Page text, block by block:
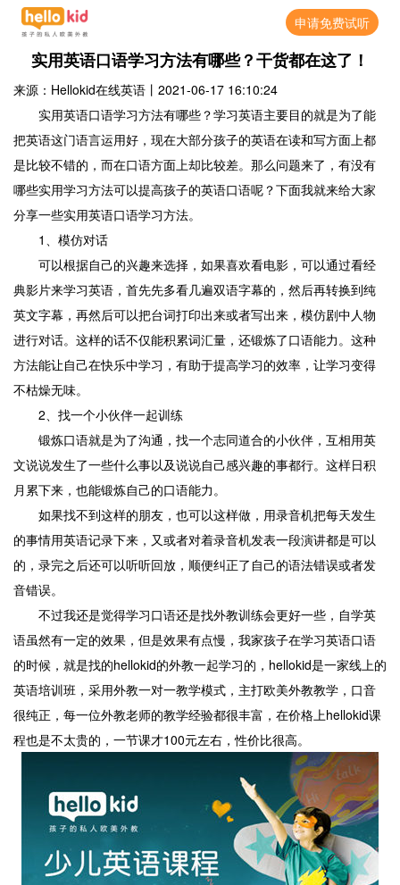
申请免费试听
实用英语口语学习方法有哪些？干货都在这了！
来源：Hellokid在线英语 丨 2021-06-17 16:10:24
实用英语口语学习方法有哪些？学习英语主要目的就是为了能
把英语这门语言运用好，现在大部分孩子的英语在读和写方面上都
是比较不错的，而在口语方面上却比较差。那么问题来了，有没有
哪些实用学习方法可以提高孩子的英语口语呢？下面我就来给大家
分享一些实用英语口语学习方法。
1、模仿对话
可以根据自己的兴趣来选择，如果喜欢看电影，可以通过看经
典影片来学习英语，首先先多看几遍双语字幕的，然后再转换到纯
英文字幕，再然后可以把台词打印出来或者写出来，模仿剧中人物
进行对话。这样的话不仅能积累词汇量，还锻炼了口语能力。这种
方法能让自己在快乐中学习，有助于提高学习的效率，让学习变得
不枯燥无味。
2、找一个小伙伴一起训练
锻炼口语就是为了沟通，找一个志同道合的小伙伴，互相用英
文说说发生了一些什么事以及说说自己感兴趣的事都行。这样日积
月累下来，也能锻炼自己的口语能力。
如果找不到这样的朋友，也可以这样做，用录音机把每天发生
的事情用英语记录下来，又或者对着录音机发表一段演讲都是可以
的，录完之后还可以听听回放，顺便纠正了自己的语法错误或者发
音错误。
不过我还是觉得学习口语还是找外教训练会更好一些，自学英
语虽然有一定的效果，但是效果有点慢，我家孩子在学习英语口语
的时候，就是找的hellokid的外教一起学习的，hellokid是一家线上的
英语培训班，采用外教一对一教学模式，主打欧美外教教学，口音
很纯正，每一位外教老师的教学经验都很丰富，在价格上hellokid课
程也是不太贵的，一节课才100元左右，性价比很高。